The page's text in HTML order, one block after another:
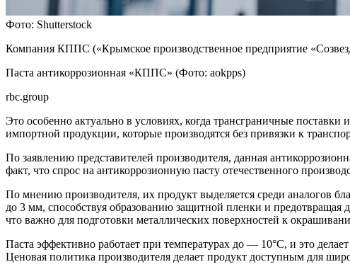
Фото: Shutterstock
Компания КППС («Крымское производственное предприятие
Паста антикоррозионная «КППС» (Фото: aokpps)
rbc.group
Это особенно актуально в условиях, когда трансграничные
импортной продукции, которые производятся без привязки к
По заявлению представителей производителя, данная
факт, что спрос на антикоррозионную пасту отечественного
По мнению производителя, их продукт выделяется среди аналогов
до 3 мм, способствуя образованию защитной пленки и
что важно для подготовки металлических поверхностей к
Паста эффективно работает при температурах до — 10°С, и это
Ценовая политика производителя делает продукт доступным для